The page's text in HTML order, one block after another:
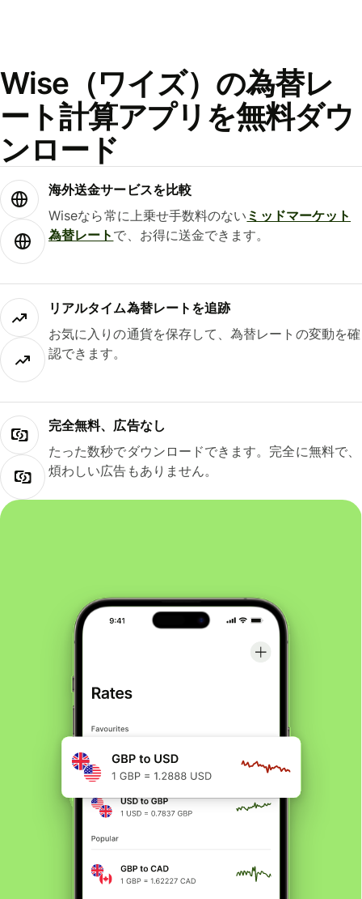
Wise（ワイズ）の為替レ
ート計算アプリを無料ダウ
ンロード
海外送金サービスを比較
Wiseなら常に上乗せ手数料のない ミッドマーケット
為替レート で、お得に送金できます。
リアルタイム為替レートを追跡
お気に入りの通貨を保存して、為替レートの変動を確
認できます。
完全無料、広告なし
たった数秒でダウンロードできます。完全に無料で、
煩わしい広告もありません。